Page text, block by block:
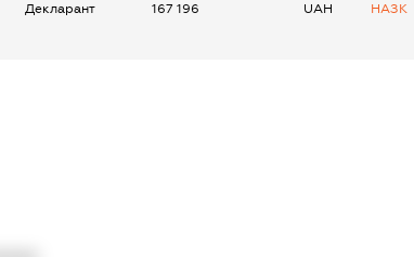
Декларант 167 196 UAH НАЗК